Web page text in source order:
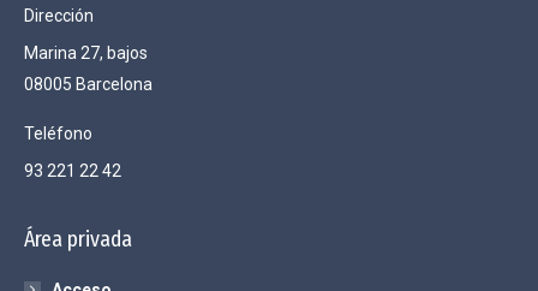
opens
in
new
Dirección
Marina 27, bajos
08005 Barcelona
Teléfono
93 221 22 42
Área privada